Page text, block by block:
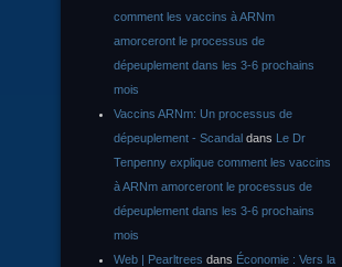
comment les vaccins à ARNm
amorceront le processus de
dépeuplement dans les 3-6 prochains
mois
Vaccins ARNm: Un processus de
dépeuplement - Scandal dans Le Dr
Tenpenny explique comment les vaccins
à ARNm amorceront le processus de
dépeuplement dans les 3-6 prochains
mois
Web | Pearltrees dans Économie : Vers la